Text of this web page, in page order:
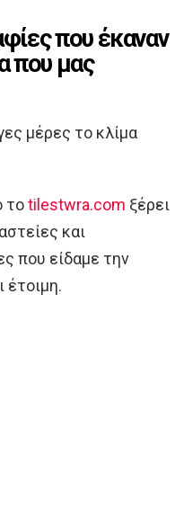
που έκαναν
που μας
μέρες το κλίμα
τοtilestwra.com ξέρει
και
που είδαμε την
έτοιμη.